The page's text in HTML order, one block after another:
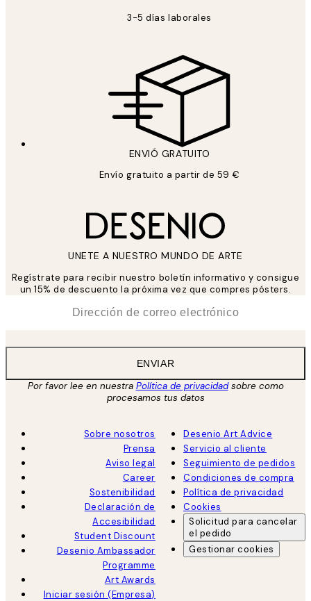
3-5 días laborales
ENVIÓ GRATUITO
Envío gratuito a partir de 59 €
UNETE A NUESTRO MUNDO DE ARTE
Regístrate para recibir nuestro boletín informativo y consigue
un 15% de descuento la próxima vez que compres pósters.
ENVIAR
Por favor lee en nuestra Política de privacidadsobre como
procesamos tus datos
Sobre nosotros
Prensa
Aviso legal
Career
Sostenibilidad
Declaración de
Accesibilidad
Student Discount
Desenio Ambassador
Programme
Art Awards
Iniciar sesión (Empresa)
Desenio Art Advice
Servicio al cliente
Seguimiento de pedidos
Condiciones de compra
Política de privacidad
Cookies
Solicitud para cancelar
el pedido
Gestionar cookies